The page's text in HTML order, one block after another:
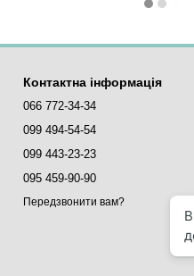
Контактна інформація
066 772-34-34
099 494-54-54
099 443-23-23
095 459-90-90
Передзвонити вам?